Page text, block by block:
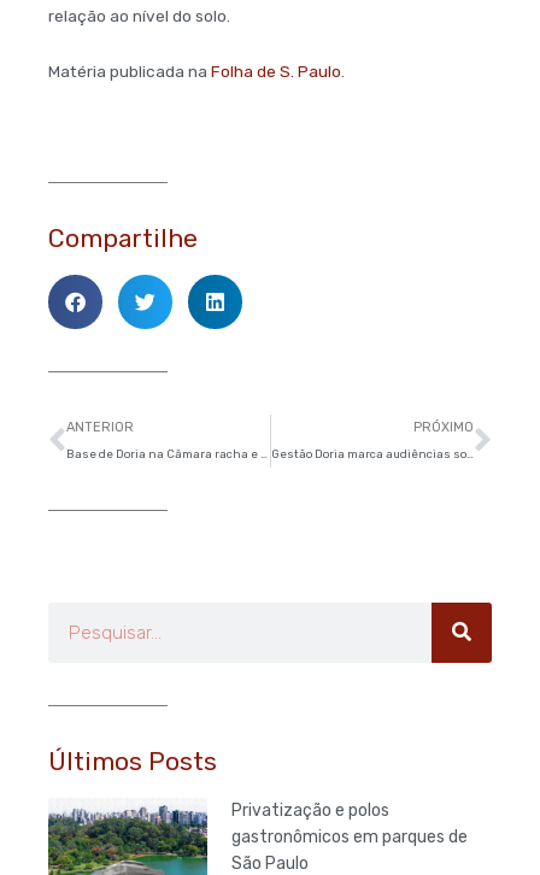
relação ao nível do solo.
Matéria publicada na Folha de S. Paulo
Compartilhe
Anterior
ANTERIOR PRÓXIMO
Gestão Doria marca audiências sobre licitação do transporte sem divulgar informações
Últimos Posts
Privatização e polos
gastronômicos em parques de
São Paulo